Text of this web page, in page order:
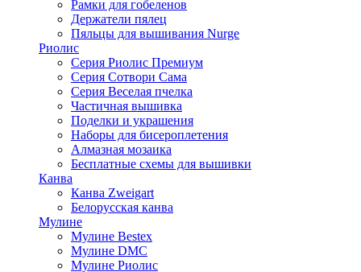
Рамки для гобеленов
Держатели пялец
Пяльцы для вышивания Nurge
Риолис
Серия Риолис Премиум
Серия Сотвори Сама
Серия Веселая пчелка
Частичная вышивка
Поделки и украшения
Наборы для бисероплетения
Алмазная мозаика
Бесплатные схемы для вышивки
Канва
Канва Zweigart
Белорусская канва
Мулине
Мулине Bestex
Мулине DMC
Мулине Риолис